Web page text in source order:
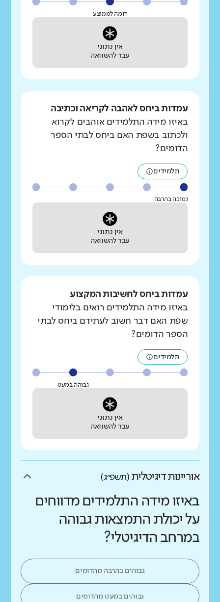
דומה לממוצע
אין נתוני
עבר להשוואה
עמדות ביחס לאהבה לקריאה וכתיבה
באיזו מידה התלמידים אוהבים לקרוא
ולכתוב בשפת האם ביחס לבתי הספר
הדומים?
תלמידים
נמוכה בהרבה
אין נתוני
עבר להשוואה
עמדות ביחס לחשיבות המקצוע
באיזו מידה התלמידים רואים בלימודי
שפת האם דבר חשוב לעתידם ביחס לבתי
הספר הדומים?
תלמידים
גבוהה במעט
אין נתוני
עבר להשוואה
אוריינות דיגיטלית (תשפ״ג)
באיזו מידה התלמידים מדווחים
על יכולת התמצאות גבוהה
במרחב הדיגיטלי?
גבוהים בהרבה מהדומים
גבוהים במעט מהדומים